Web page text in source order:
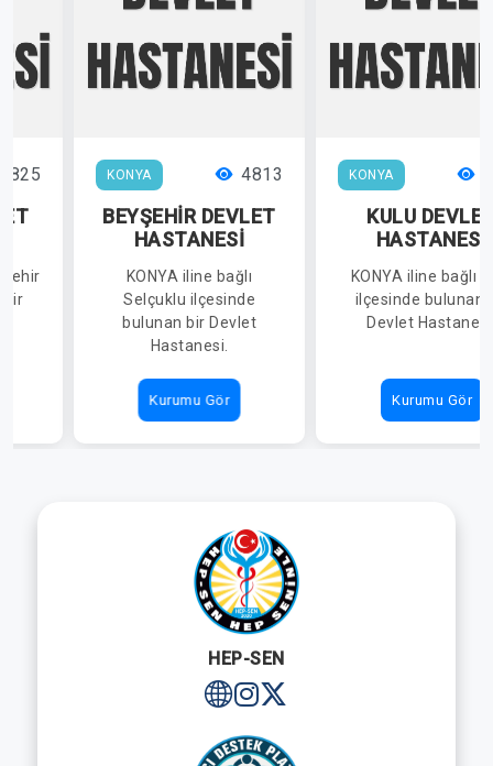
bir
KONYA 4813
BEYŞEHİR DEVLET
HASTANESİ
KONYA iline bağlı
Selçuklu ilçesinde
bulunan bir Devlet
Hastanesi.
Kurumu Gör
KONYA
KULU
HASTANESİ
KONYA iline bağlı
ilçesinde bulunan
Devlet
Kurumu Gör
HEP-SEN